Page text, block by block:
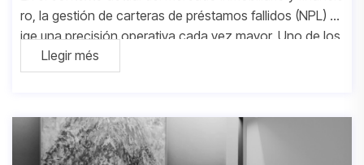
ro, la gestión de carteras de préstamos fallidos (NPL) ex
ige una precisión operativa cada vez mayor. Uno de los
obstáculos más recurrentes es el fallecimiento
Llegir més